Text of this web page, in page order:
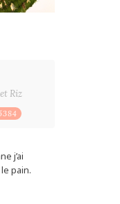
Riz
j’ai
pain.